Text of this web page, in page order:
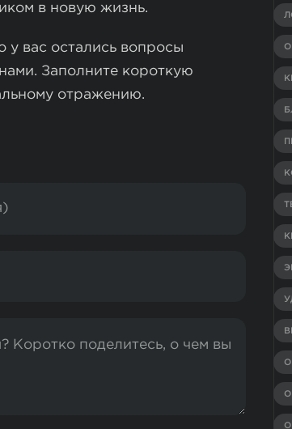
в новую жизнь.
у вас остались вопросы
Заполните короткую
отражению.